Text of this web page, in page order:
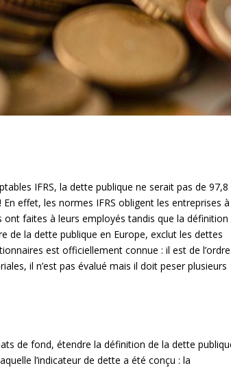
IFRS, la dette publique ne serait pas de 97,8
effet, les normes IFRS obligent les entreprises à
ont faites à leurs employés tandis que la définition
de la dette publique en Europe, exclut les dettes
est officiellement connue : il est de l’ordre
il n’est pas évalué mais il doit peser plusieurs
de fond, étendre la définition de la dette
l’indicateur de dette a été conçu : la